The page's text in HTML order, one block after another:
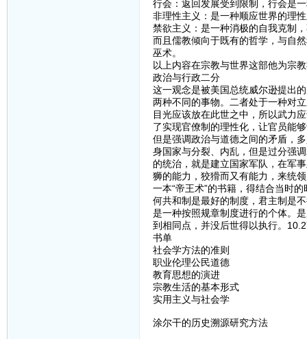
行会：返回发展受到限制，行会是
非理性主义：是一种顺应世界的理
禁欲主义：是一种消极的自我克制
而且儒教倾向于既有的哲学，与自
巫术。
以上内容在宗教与世界这部他为宗
政治与行政二分
这一观念是被美国总统威尔逊提出
两种不同的事物。二者处于一种对
目光应该放在此世之中，所以武力
了实现官僚制的理性化，让官员能
但是强调政治与道德之间的矛盾，
身国家与分裂、内乱，但是过分强
的统治，就是建立国家军队，在军
狮的能力，狡猾而又有能力，来统
一本“帝王术”的书籍，得结合当时
何共和制是最好的制度，君主制是
是一种按照规章制度进行的个体。
到相同点，并没后世得以执行。
书单
社会学方法的准则
职业伦理公民道德
教育思想的演进
宗教生活的基本形式
实用主义与社会学
涂尔干的历史溯源研究方法